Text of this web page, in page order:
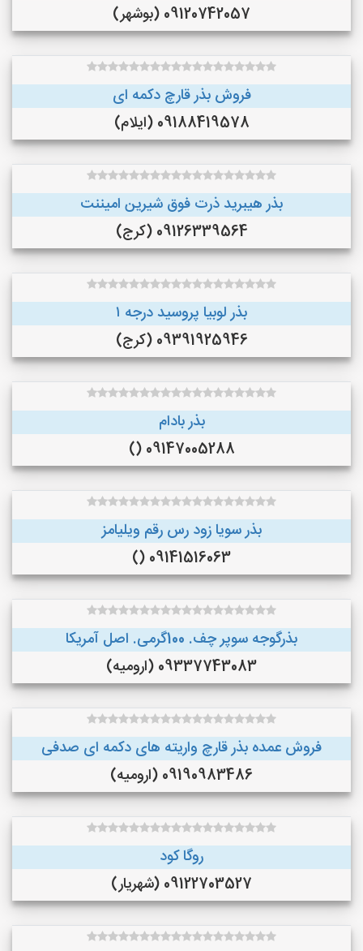
09120742057 (بوشهر)
فروش بذر قارچ دکمه ای
09188419578 (ایلام)
بذر هیبرید ذرت فوق شیرین امیننت
09126339564 (کرج)
بذر لوبیا پروسید درجه ۱
09391925946 (کرج)
بذر بادام
09147005288 ()
بذر سویا زود رس رقم ویلیامز
09141516063 ()
بذرگوجه‌ سوپر چف. 100گرمی. اصل آمریکا
09337743083 (ارومیه)
فروش عمده بذر قارچ واریته های دکمه ای صدفی
09190983486 (ارومیه)
روگا کود
09122703527 (شهریار)